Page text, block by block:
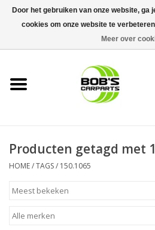
KS TOOLS
Next Gereedschapswagens
Opbergsystemen
Producten getagd met
HOME/TAGS/ 150.1065
Door het gebruiken van onze website, ga
cookies om onze website te
Meer over